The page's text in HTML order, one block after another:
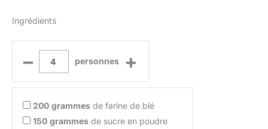
Ingrédients
– personnes +
200 grammes de farine de blé
150 grammes de sucre en poudre